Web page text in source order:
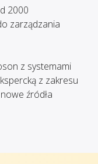
2000
zarządzania
z systemami
z zakresu
źródła